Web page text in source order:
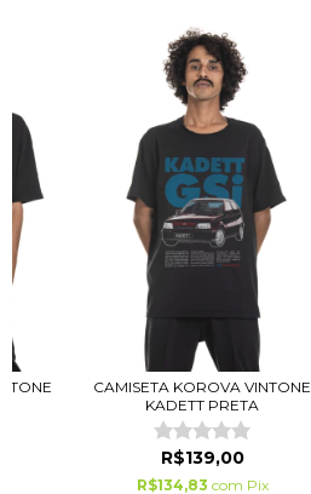
CAMISETA KOROVA VINTONE
KADETT PRETA
R$139,00
R$134,83 com Pix